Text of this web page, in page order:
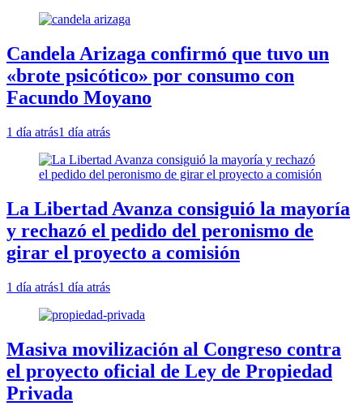
Candela Arizaga confirmó que tuvo un
«brote psicótico» por consumo con
Facundo Moyano
1 día atrás1 día atrás
La Libertad Avanza consiguió la mayoría
y rechazó el pedido del peronismo de
girar el proyecto a comisión
1 día atrás1 día atrás
Masiva movilización al Congreso contra
el proyecto oficial de Ley de Propiedad
Privada